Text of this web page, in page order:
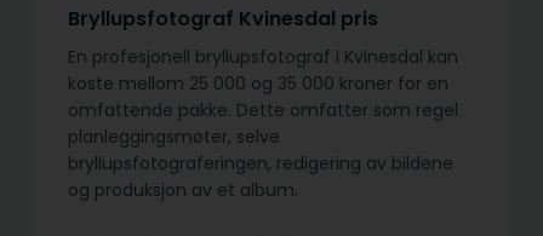
Bryllupsfotograf Kvinesdal pris
En profesjonell bryllupsfotograf i Kvinesdal kan
koste mellom 25 000 og 35 000 kroner for en
omfattende pakke. Dette omfatter som regel
planleggingsmøter, selve
bryllupsfotograferingen, redigering av bildene
og produksjon av et album.